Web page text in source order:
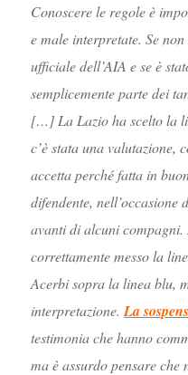
Conoscere le regole è
e male interpretate. Se
ufficiale dell’AIA e se è
semplicemente parte dei
[…] La Lazio ha scelto la
c’è stata una valutazione,
accetta perché fatta in
difendente, nell’occasione
avanti di alcuni compagni.
correttamente messo la
Acerbi sopra la linea blu,
interpretazione.La
testimonia che hanno
ma è assurdo pensare